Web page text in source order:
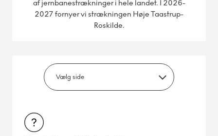
af jernbanestrækninger i hele landet. I 2026-
2027 fornyer vi strækningen Høje Taastrup-
Roskilde.